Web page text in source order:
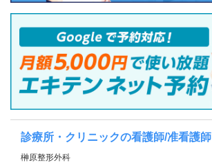
診療所・クリニックの看護師/准看護師
榊原整形外科